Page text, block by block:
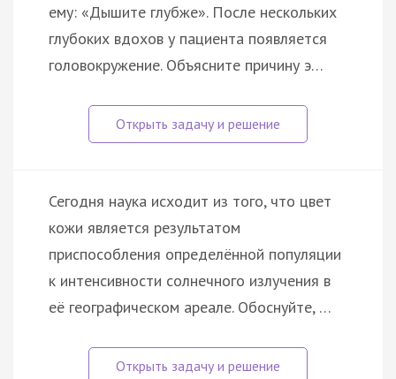
ему: «Дышите глубже». После нескольких
глубоких вдохов у пациента появляется
головокружение. Объясните причину э…
Сегодня наука исходит из того, что цвет
кожи является результатом
приспособления определённой популяции
к интенсивности солнечного излучения в
её географическом ареале. Обоснуйте, …